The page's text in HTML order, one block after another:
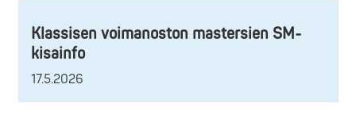
Klassisen voimanoston mastersien SM-
kisainfo
17.5.2026